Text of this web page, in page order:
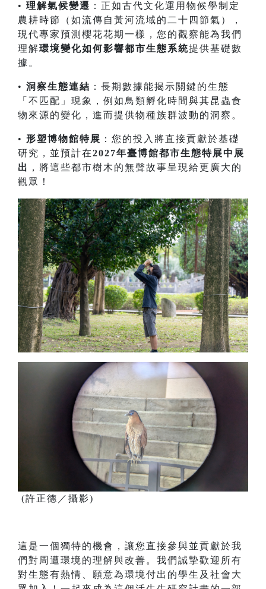
• 理解氣候變遷 ：正如古代文化運用物候學制定
農耕時節（如流傳自黃河流域的二十四節氣），
現代專家預測櫻花花期一樣，您的觀察能為我們
理解環境變化如何影響都市生態系統提供基礎數
據。
• 洞察生態連結 ：長期數據能揭示關鍵的生態
「不匹配」現象，例如鳥類孵化時間與其昆蟲食
物來源的變化，進而提供物種族群波動的洞察。
• 形塑博物館特展 ：您的投入將直接貢獻於基礎
研究，並預計在2027年臺博館都市生態特展中展
出 ，將這些都市樹木的無聲故事呈現給更廣大的
觀眾！
(許正德／攝影)
這是一個獨特的機會，讓您直接參與並貢獻於我
們對周遭環境的理解與改善。我們誠摯歡迎所有
對生態有熱情、願意為環境付出的學生及社會大